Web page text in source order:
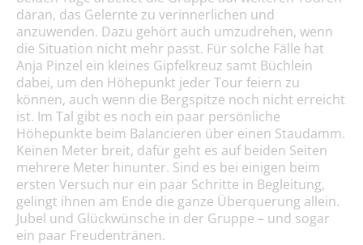
daran, das Gelernte zu verinnerlichen und
anzuwenden. Dazu gehört auch umzudrehen, wenn
die Situation nicht mehr passt. Für solche Fälle hat
Anja Pinzel ein kleines Gipfelkreuz samt Büchlein
dabei, um den Höhepunkt jeder Tour feiern zu
können, auch wenn die Bergspitze noch nicht erreicht
ist. Im Tal gibt es noch ein paar persönliche
Höhepunkte beim Balancieren über einen Staudamm.
Keinen Meter breit, dafür geht es auf beiden Seiten
mehrere Meter hinunter. Sind es bei einigen beim
ersten Versuch nur ein paar Schritte in Begleitung,
gelingt ihnen am Ende die ganze Überquerung allein.
Jubel und Glückwünsche in der Gruppe – und sogar
ein paar Freudentränen.